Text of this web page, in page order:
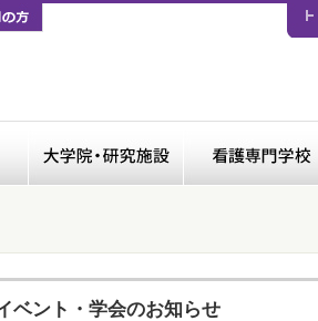
ベント・学会のお知らせ